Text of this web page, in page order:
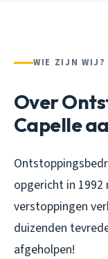
WIE ZIJN WIJ?
Over
Capelle
opgericht in
verstoppingen
duizenden
afgeholpen!